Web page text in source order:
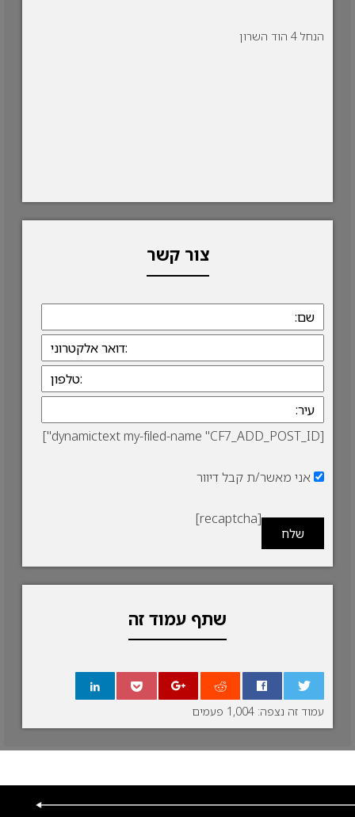
הנחל 4 הוד השרון
צור קשר
[dynamictext my-filed-name "CF7_ADD_POST_ID"]
אני מאשר/ת קבל דיוור
[recaptcha]
שתף עמוד זה
0
עמוד זה נצפה: 1,004 פעמים